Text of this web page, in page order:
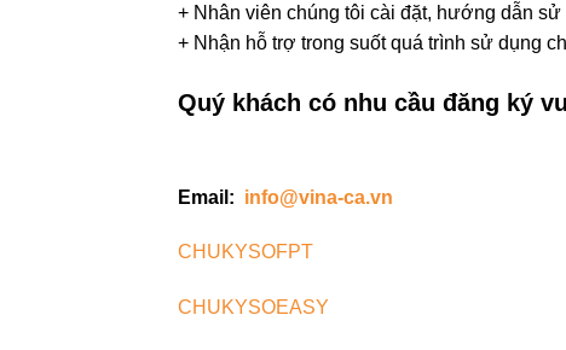
+ Nhân viên chúng tôi cài đặt, hướng dẫn
+ Nhận hỗ trợ trong suốt quá trình sử dụng
Quý khách có nhu cầu đăng ký
Email: info@vina-ca.vn
CHUKYSOFPT
CHUKYSOEASY